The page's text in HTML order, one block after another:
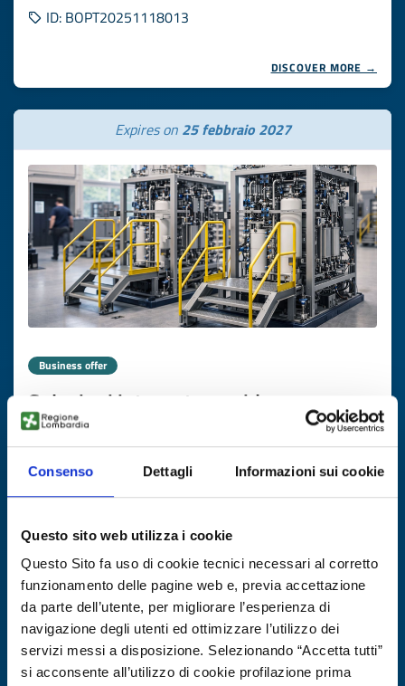
Consenso Dettagli Informazioni sui cookie
Questo sito web utilizza i cookie
Questo Sito fa uso di cookie tecnici necessari al corretto
funzionamento delle pagine web e, previa accettazione
da parte dell’utente, per migliorare l’esperienza di
navigazione degli utenti ed ottimizzare l’utilizzo dei
servizi messi a disposizione. Selezionando “Accetta tutti”
si acconsente all’utilizzo di cookie profilazione prima
ID: BOPT20251118013
DISCOVER MORE →
Expires on 25 febbraio 2027
Business offer
Soluzioni integrate per idrogeno e
transizione energetica: piattaforma
industriale polacca
ID: BOPL20251205014
Expires on25 febbraio 2027